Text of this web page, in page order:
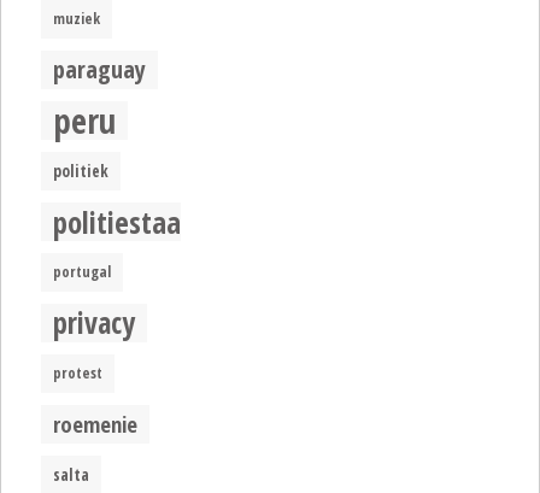
muziek
paraguay
peru
politiek
politiestaat
portugal
privacy
protest
roemenie
salta